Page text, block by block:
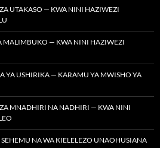
UTAKASO — KWA NINI HAZIWEZI
MALIMBUKO — KWA NINI HAZIWEZI
YA USHIRIKA — KARAMU YA MWISHO YA
MNADHIRI NA NADHIRI — KWA NINI
NA WA KIELELEZO UNAOHUSIANA